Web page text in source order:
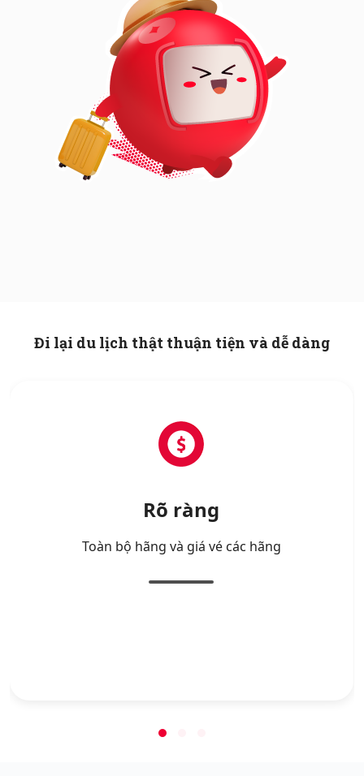
Đi lại du lịch thật thuận tiện và dễ dàng
Rõ ràng
Toàn bộ hãng và giá vé các hãng